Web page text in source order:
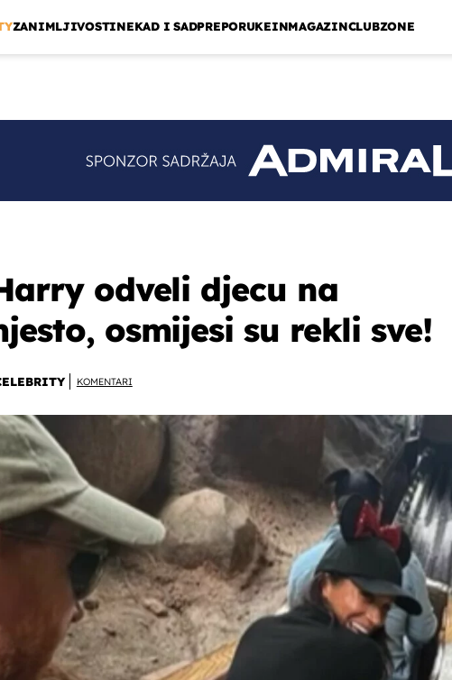
ZANIMLJIVOSTINEKAD I SADPREPORUKEINMAGAZINCLUBZONE
odveli djecu na
osmijesi su rekli sve!
KOMENTARI